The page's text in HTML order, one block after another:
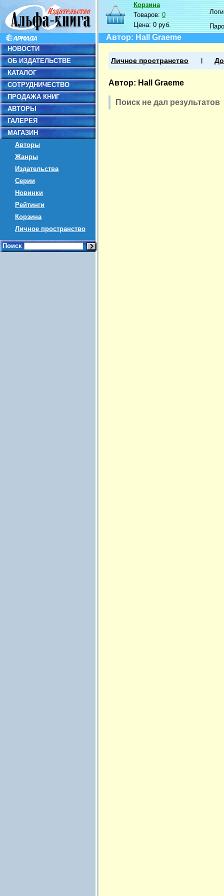
НОВОСТИ
ОБ ИЗДАТЕЛЬСТВЕ
КАТАЛОГ
СОТРУДНИЧЕСТВО
ПРОДАЖА КНИГ
АВТОРЫ
ГАЛЕРЕЯ
МАГАЗИН
Авторы
Жанры
Издательства
Серии
Новинки
Рейтинги
Корзина
Личное пространство
Поиск
Корзина
Товаров:0
Цена:0 руб.
Автор: Hall Graeme
Личное пространство
Автор: Hall Graeme
Поиск не дал результатов